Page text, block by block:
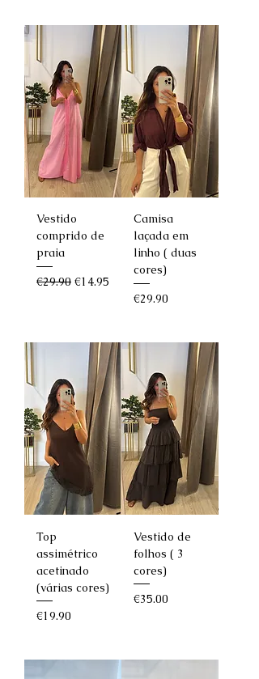
Vestido
comprido de
praia
Regular Price
€29.90 Sale Price
€14.95
Camisa
laçada em
linho ( duas
cores)
Price
€29.90
Top
assimétrico
acetinado
(várias cores)
Price
€19.90
Vestido de
folhos ( 3
cores)
Price
€35.00